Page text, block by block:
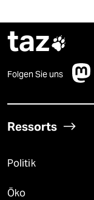
taz
Folgen Sie uns
Ressorts
Politik
Öko